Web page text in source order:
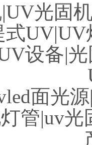
光固
设备|
面光
管|uv